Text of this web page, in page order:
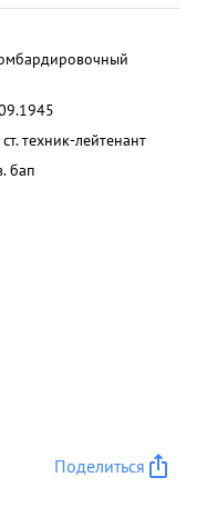
ст. техник-лейтенант
бап
Поделиться